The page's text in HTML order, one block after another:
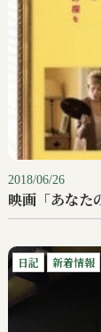
2018/06/26
映画「あなた
日記 新着情報